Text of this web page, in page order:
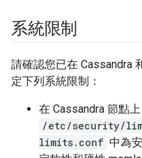
系統限制
請確認您已在 Cassandra
定下列系統限制：
在 Cassandra 節點
/etc/security/
limits.conf 中為